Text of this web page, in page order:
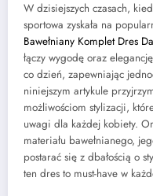
W dzisiejszych czasach,
sportowa zyskała na
Bawełniany Komplet Dres
łączy wygodę oraz
co dzień, zapewniając
niniejszym artykule
możliwościom stylizacji,
uwagi dla każdej kobiety.
materiału bawełnianego,
postarać się z dbałością o
ten dres to must-have w